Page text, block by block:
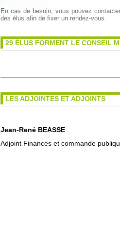
En cas de besoin, vous pouvez
des élus afin de fixer un rendez-vous.
29 ÉLUS FORMENT LE CONSEIL
LES ADJOINTES ET ADJOINTS
Jean-René BEASSE :
Adjoint Finances et commande